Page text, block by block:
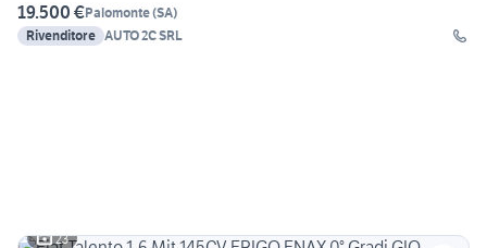
19.500 €Palomonte(SA)
Rivenditore AUTO 2C SRL
23